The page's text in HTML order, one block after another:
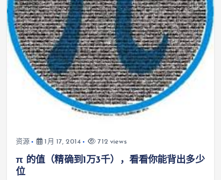
资源 1月 17, 2014 712 views
π 的值（精确到1万3千），看看你能背出多少
位